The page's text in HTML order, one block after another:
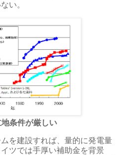
い。
条件が厳しい
を建設すれば、量的に発電量
ツでは手厚い補助金を背景